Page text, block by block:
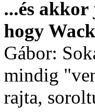
...és
hogy
Gábor:
mindig
rajta,